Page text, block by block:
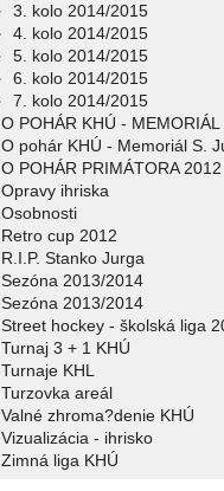
3. kolo 2014/2015
4. kolo 2014/2015
5. kolo 2014/2015
6. kolo 2014/2015
7. kolo 2014/2015
O POHÁR KHÚ - MEMORIÁL
O pohár KHÚ - Memoriál S.
O POHÁR PRIMÁTORA 2012
Opravy ihriska
Osobnosti
Retro cup 2012
R.I.P. Stanko Jurga
Sezóna 2013/2014
Sezóna 2013/2014
Street hockey - školská liga
Turnaj 3 + 1 KHÚ
Turnaje KHL
Turzovka areál
Valné zhroma?denie KHÚ
Vizualizácia - ihrisko
Zimná liga KHÚ